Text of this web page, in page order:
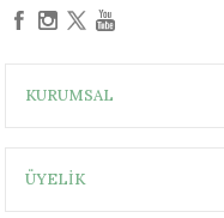
KURUMSAL
ÜYELİK